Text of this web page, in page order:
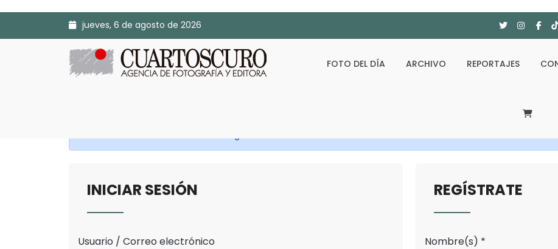
jueves, 6 de agosto de 2026
FOTO DEL DÍA ARCHIVO REPORTAJES
INICIAR SESIÓN
Usuario / Correo electrónico
REGÍSTRATE
Nombre(s) *